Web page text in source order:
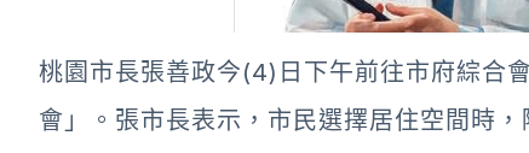
桃園市長張善政今(4)日下午前往市府綜合
會」。張市長表示，市民選擇居住空間時